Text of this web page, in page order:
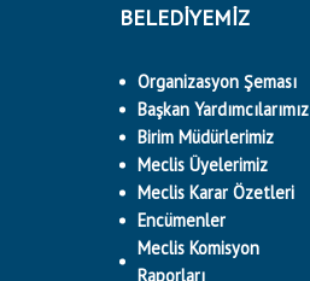
BELEDİYEMİZ
Organizasyon Şeması
Başkan Yardımcılarımız
Birim Müdürlerimiz
Meclis Üyelerimiz
Meclis Karar Özetleri
Encümenler
Meclis Komisyon
Raporları